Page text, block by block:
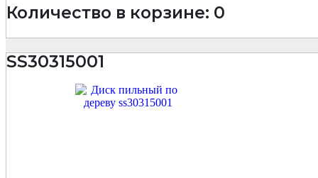
пильный
дереву
мм
Woodcutter
Professional
Количество в корзине: 0
SS30315001